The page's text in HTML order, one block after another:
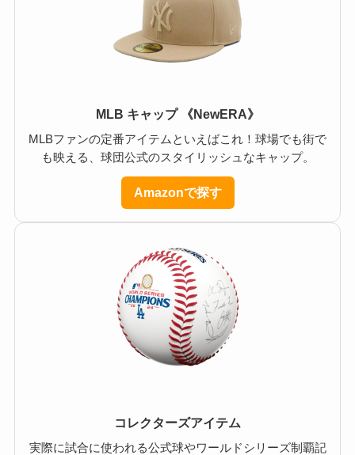
MLB キャップ 《NewERA》
MLBファンの定番アイテムといえばこれ！球場でも街で
も映える、球団公式のスタイリッシュなキャップ。
Amazonで探す
コレクターズアイテム
実際に試合に使われる公式球やワールドシリーズ制覇記